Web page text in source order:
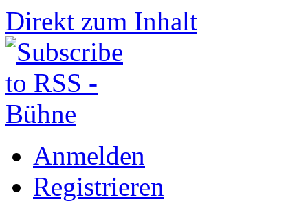
Direkt zum Inhalt
Anmelden
Registrieren